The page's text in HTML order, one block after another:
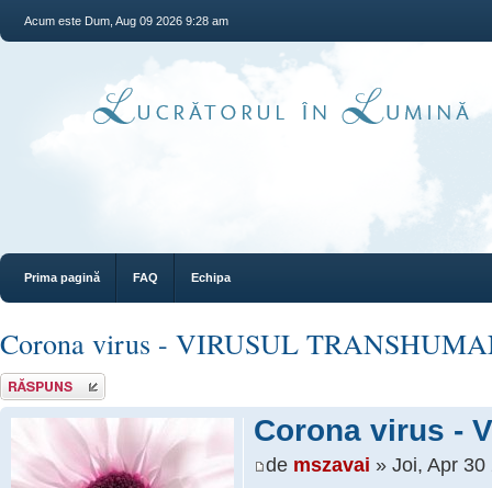
Acum este Dum, Aug 09 2026 9:28 am
Prima pagină FAQ Echipa
Corona virus - VIRUSUL
Răspunde
Corona virus -
de mszavai » Joi, Apr